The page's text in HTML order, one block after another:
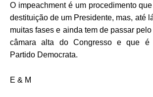
O impeachment é um procedimento
destituição de um Presidente, mas, até
muitas fases e ainda tem de passar
câmara alta do Congresso e que é
Partido Democrata.
E & M